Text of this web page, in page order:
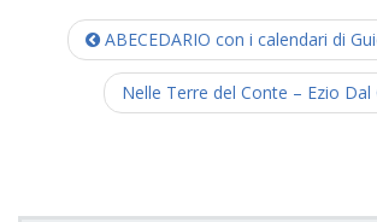
ABECEDARIO con i calendari di
Nelle Terre del Conte – Ezio Dal